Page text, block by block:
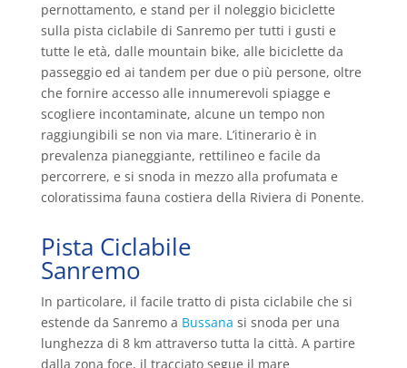
pernottamento, e stand per il noleggio biciclette
sulla pista ciclabile di Sanremo per tutti i gusti e
tutte le età, dalle mountain bike, alle biciclette da
passeggio ed ai tandem per due o più persone, oltre
che fornire accesso alle innumerevoli spiagge e
scogliere incontaminate, alcune un tempo non
raggiungibili se non via mare. L’itinerario è in
prevalenza pianeggiante, rettilineo e facile da
percorrere, e si snoda in mezzo alla profumata e
coloratissima fauna costiera della Riviera di Ponente.
Pista Ciclabile
Sanremo
In particolare, il facile tratto di pista ciclabile che si
estende da Sanremo a Bussana si snoda per una
lunghezza di 8 km attraverso tutta la città. A partire
dalla zona foce, il tracciato segue il mare